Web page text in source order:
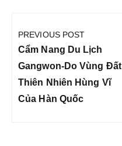
hướng
bài
viết
PREVIOUS POST
Previous
Post:
Cẩm Nang Du Lịch
Gangwon-Do Vùng Đất
Thiên Nhiên Hùng Vĩ
Của Hàn Quốc